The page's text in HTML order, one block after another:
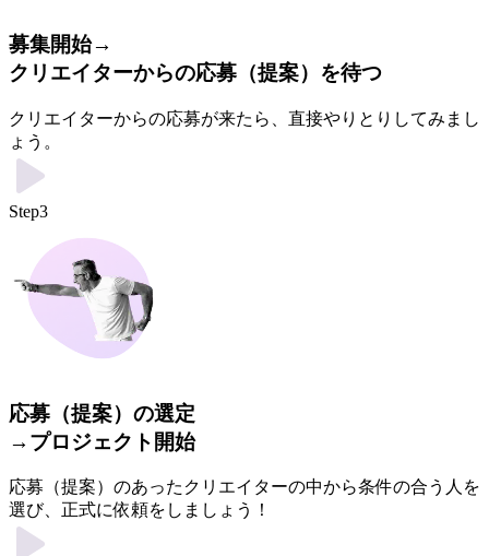
募集開始→
クリエイターからの応募（提案）を待つ
クリエイターからの応募が来たら、直接やりとりしてみまし
ょう。
Step3
応募（提案）の選定
→プロジェクト開始
応募（提案）のあったクリエイターの中から条件の合う人を
選び、正式に依頼をしましょう！